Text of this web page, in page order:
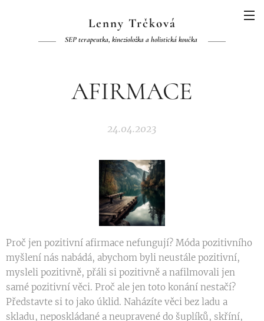
Lenny Trčková
SEP terapeutka, kinezioložka a holistická koučka
AFIRMACE
24.04.2023
Proč jen pozitivní afirmace nefungují? Móda pozitivního
myšlení nás nabádá, abychom byli neustále pozitivní,
mysleli pozitivně, přáli si pozitivně a nafilmovali jen
samé pozitivní věci. Proč ale jen toto konání nestačí?
Představte si to jako úklid. Naházíte věci bez ladu a
skladu, neposkládané a neupravené do šuplíků, skříní,